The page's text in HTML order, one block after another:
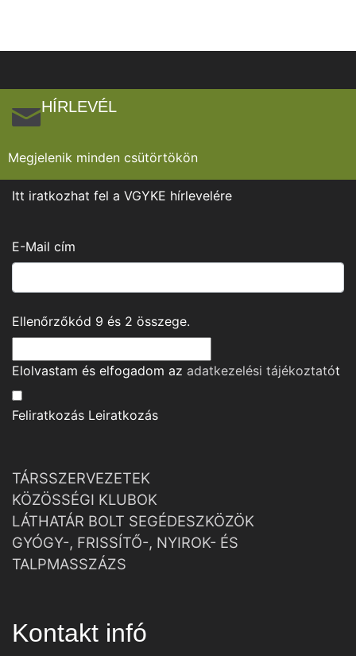
HÍRLEVÉL
Megjelenik minden csütörtökön
Itt iratkozhat fel a VGYKE hírlevelére
E-Mail cím
Ellenőrzőkód 9 és 2 összege.
Elolvastam és elfogadom az adatkezelési tájékoztatót
Feliratkozás Leiratkozás
TÁRSSZERVEZETEK
KÖZÖSSÉGI KLUBOK
LÁTHATÁR BOLT SEGÉDESZKÖZÖK
GYÓGY-, FRISSÍTŐ-, NYIROK- ÉS
TALPMASSZÁZS
Kontakt infó